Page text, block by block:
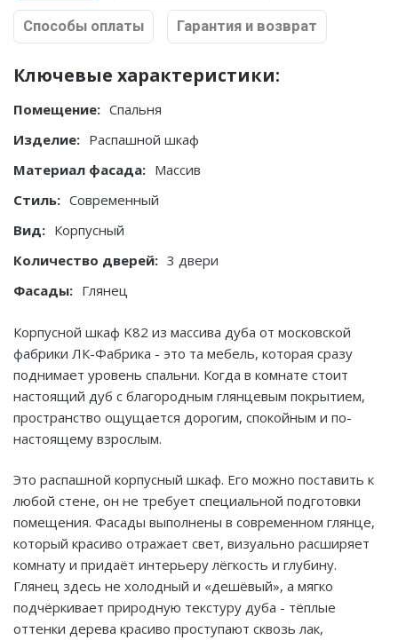
Способы оплаты Гарантия и возврат
Ключевые характеристики:
Помещение: Спальня
Изделие: Распашной шкаф
Материал фасада: Массив
Стиль: Современный
Вид: Корпусный
Количество дверей: 3 двери
Фасады: Глянец
Корпусной шкаф K82 из массива дуба от московской
фабрики ЛК-Фабрика - это та мебель, которая сразу
поднимает уровень спальни. Когда в комнате стоит
настоящий дуб с благородным глянцевым покрытием,
пространство ощущается дорогим, спокойным и по-
настоящему взрослым.
Это распашной корпусный шкаф. Его можно поставить к
любой стене, он не требует специальной подготовки
помещения. Фасады выполнены в современном глянце,
который красиво отражает свет, визуально расширяет
комнату и придаёт интерьеру лёгкость и глубину.
Глянец здесь не холодный и «дешёвый», а мягко
подчёркивает природную текстуру дуба - тёплые
оттенки дерева красиво проступают сквозь лак,